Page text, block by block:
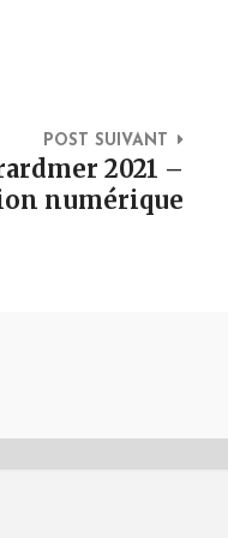
POST SUIVANT
2021 –
numérique